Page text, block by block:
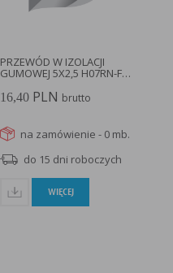
PRZEWÓD W IZOLACJI
GUMOWEJ 5X2,5 H07RN-F
16,40 PLN brutto
na zamówienie - 0 mb.
do 15 dni roboczych
WIĘCEJ